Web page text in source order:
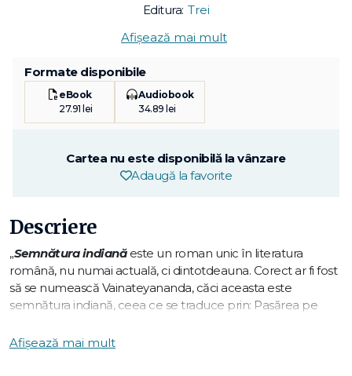
Editura: Trei
Afișează mai mult
Formate disponibile
eBook
27.91 lei
Audiobook
34.89 lei
Cartea nu este disponibilă la vânzare
Adaugă la favorite
Descriere
„Semnătura indianăeste un roman unic în literatura
română, nu numai actuală, ci dintotdeauna. Corect ar fi fost
să se numească Vainateyananda, căci aceasta este
semnătura indiană, ceea ce se traduce prin: Pasărea pe
această carte? Pentru ca este un bildungsroman, nu al unui
Afișează mai mult